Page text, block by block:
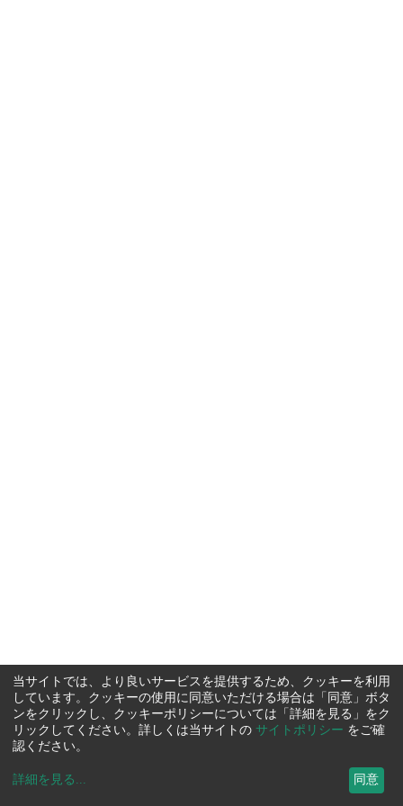
当サイトでは、より良いサービスを提供するため、クッキーを利用
しています。クッキーの使用に同意いただける場合は「同意」ボタ
ンをクリックし、クッキーポリシーについては「詳細を見る」をク
リックしてください。詳しくは当サイトの サイトポリシー をご確
認ください。
詳細を見る ... 同意